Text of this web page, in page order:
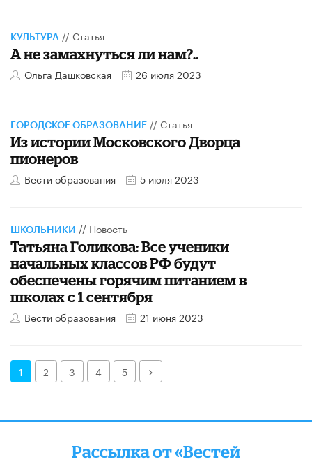
КУЛЬТУРА // Статья
А не замахнуться ли нам?..
Ольга Дашковская 26 июля 2023
ГОРОДСКОЕ ОБРАЗОВАНИЕ // Статья
Из истории Московского Дворца
пионеров
Вести образования 5 июля 2023
ШКОЛЬНИКИ // Новость
Татьяна Голикова: Все ученики
начальных классов РФ будут
обеспечены горячим питанием в
школах с 1 сентября
Вести образования 21 июня 2023
1 2 3 4 5 Далее
Рассылка от «Вестей